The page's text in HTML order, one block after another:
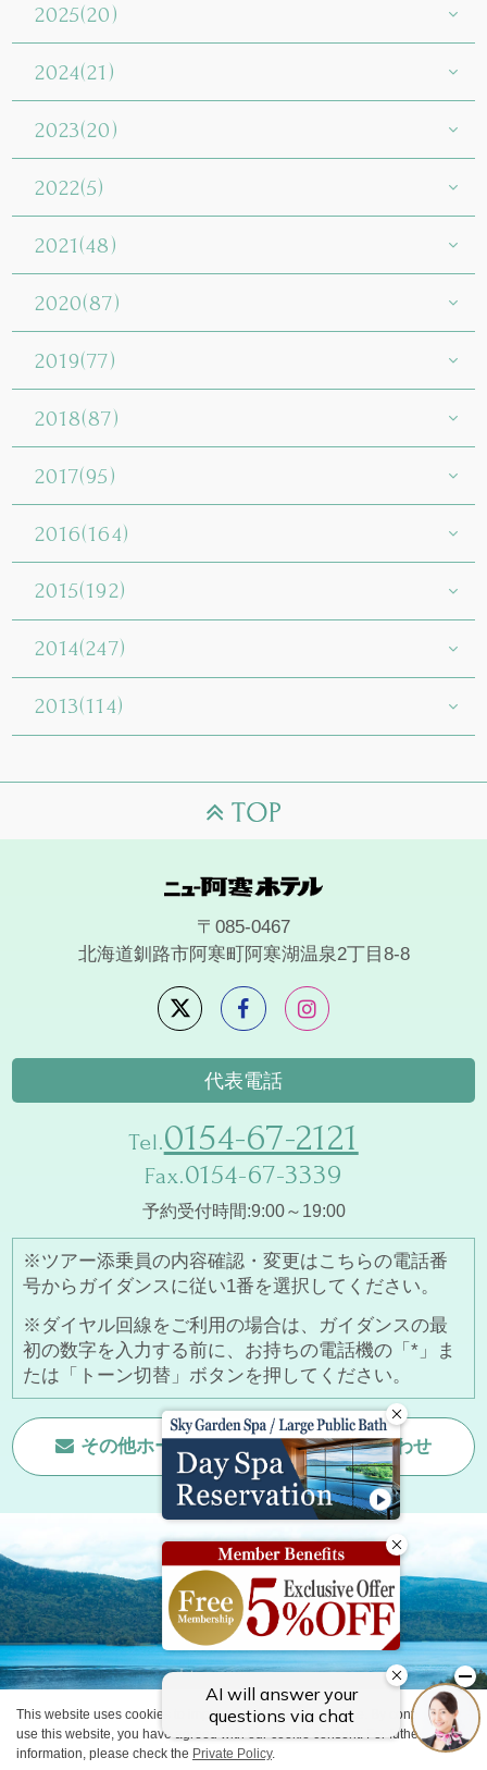
2025(20)
2024(21)
2023(20)
2022(5)
2021(48)
2020(87)
2019(77)
2018(87)
2017(95)
2016(164)
2015(192)
2014(247)
2013(114)
〒085-0467
北海道釧路市阿寒町阿寒湖温泉2丁目8-8
代表電話
Tel.0154-67-2121
Fax.0154-67-3339
予約受付時間:9:00～19:00
※ツアー添乗員の内容確認・変更はこちらの電話番
号からガイダンスに従い1番を選択してください。
※ダイヤル回線をご利用の場合は、ガイダンスの最
初の数字を入力する前に、お持ちの電話機の「*」ま
たは「トーン切替」ボタンを押してください。
その他ホームページに関するお問い合わせ
© GRANBELL HOTELS＆RESORTS All Rights Reserved.
This website uses cookies to improve your user experience. By continuing to
use this website, you have agreed with our cookie consent. For futher
information, please check the Private Policy.